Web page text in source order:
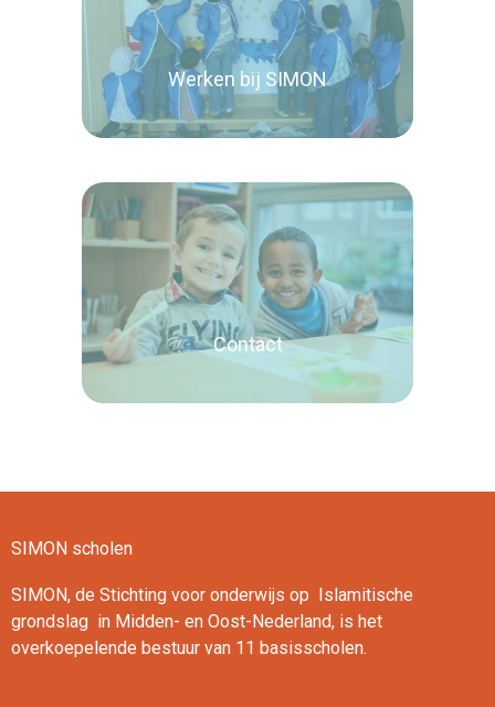
Lees verder
Werken bij SIMON
Lees verder
Contact
SIMON scholen
SIMON, de Stichting voor onderwijs op Islamitische
grondslag in Midden- en Oost-Nederland, is het
overkoepelende bestuur van 11 basisscholen.